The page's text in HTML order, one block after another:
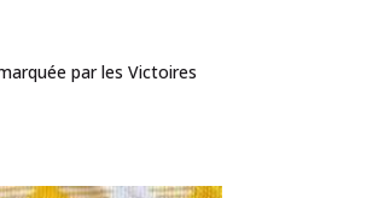
par les Victoires